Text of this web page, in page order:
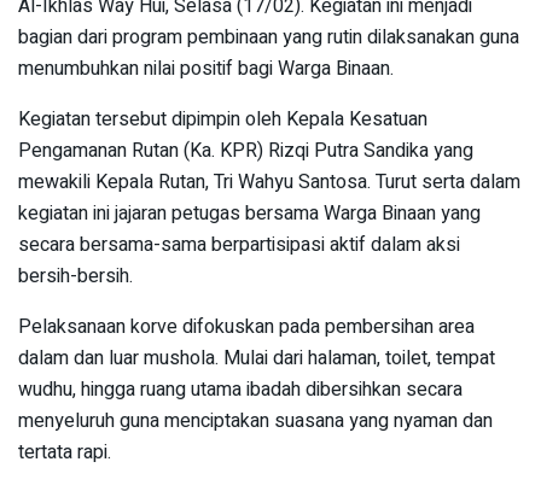
bagian dari program pembinaan yang rutin dilaksanakan guna
menumbuhkan nilai positif bagi Warga Binaan.
Kegiatan tersebut dipimpin oleh Kepala Kesatuan
Pengamanan Rutan (Ka. KPR) Rizqi Putra Sandika yang
mewakili Kepala Rutan, Tri Wahyu Santosa. Turut serta dalam
kegiatan ini jajaran petugas bersama Warga Binaan yang
secara bersama-sama berpartisipasi aktif dalam aksi
bersih-bersih.
Pelaksanaan korve difokuskan pada pembersihan area
dalam dan luar mushola. Mulai dari halaman, toilet, tempat
wudhu, hingga ruang utama ibadah dibersihkan secara
menyeluruh guna menciptakan suasana yang nyaman dan
tertata rapi.